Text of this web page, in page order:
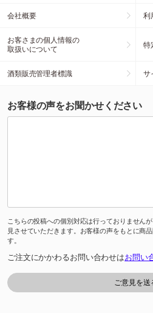
会社概要 利
お客さまの個人情報の
取扱いについて
特
酒類販売管理者標識 サ
お客様の声をお聞かせください
こちらの投稿への個別対応は行っておりません
見させていただきます。お客様の声をもとに商
す。
ご注文にかかわるお問い合わせはお問い